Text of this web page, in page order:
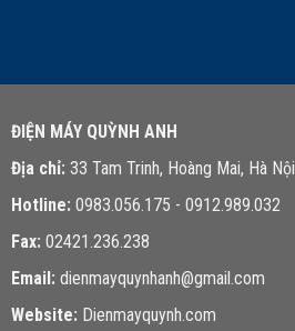
ĐIỆN MÁY QUỲNH ANH
Địa chỉ: 33 Tam Trinh, Hoàng Mai, Hà Nội
Hotline: 0983.056.175 - 0912.989.032
Fax: 02421.236.238
Email: dienmayquynhanh@gmail.com
Website: Dienmayquynh.com